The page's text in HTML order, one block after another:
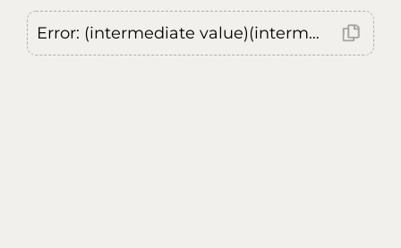
Error: (intermediate value)(intermediate value)(intermediate value).replaceAll is not a function